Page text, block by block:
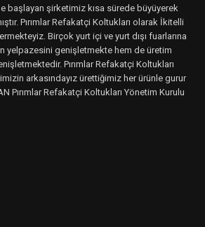
başlayan şirketimiz kısa sürede büyüyerek
Pırımlar Refakatçi Koltukları olarak İkitelli
Birçok yurt içi ve yurt dışı fuarlarına
yelpazesini genişletmekte hem de üretim
Pırımlar Refakatçi Koltukları
arkasındayız ürettiğimiz her ürünle gurur
Pırımlar Refakatçi Koltukları Yönetim Kurulu